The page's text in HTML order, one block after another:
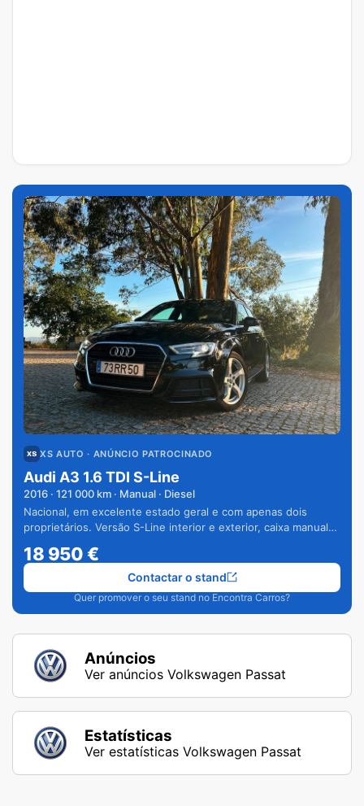
XS AUTO · ANÚNCIO PATROCINADO
Audi A3 1.6 TDI S-Line
2016 · 121 000 km · Manual · Diesel
Nacional, em excelente estado geral e com apenas dois
proprietários. Versão S-Line interior e exterior, caixa manual
18 950€
Quer promover o seu stand no Encontra Carros?
Contactar o stand
Anúncios
Ver anúncios Volkswagen Passat
Estatísticas
Ver estatísticas Volkswagen Passat